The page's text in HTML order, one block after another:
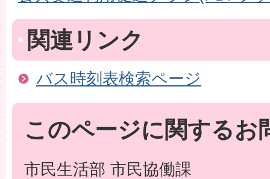
関連リンク
バス時刻表検索ページ
このページに関するお
市民生活部 市民協働課